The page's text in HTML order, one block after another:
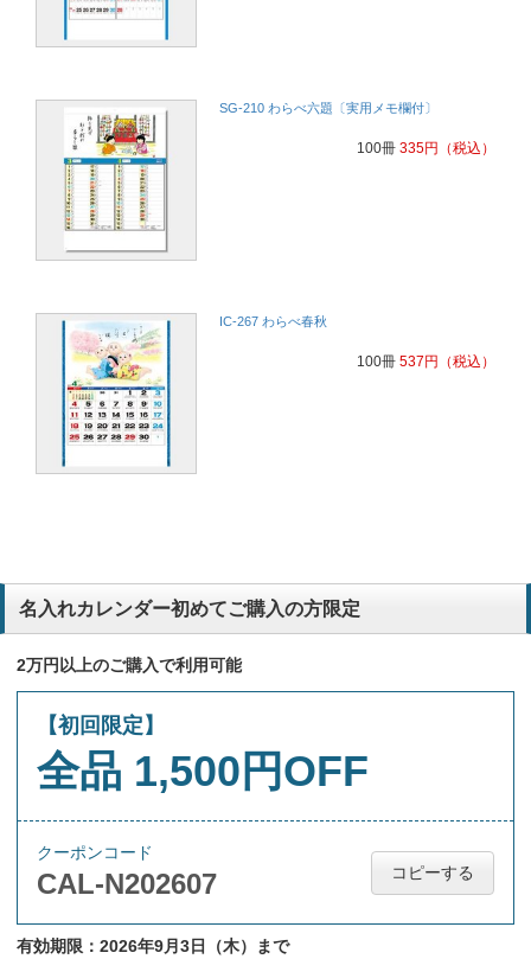
SG-210 わらべ六題〔実用メモ欄付〕
100冊 335円 （税込）
IC-267 わらべ春秋
100冊 537 円 （税込）
名入れカレンダー初めてご購入の方限定
2万円以上のご購入で利用可能
【初回限定】
全品 1,500円OFF
クーポンコード
CAL-N202607 コピーする
有効期限：2026年9月3日（木）まで